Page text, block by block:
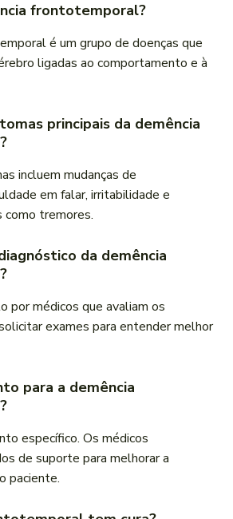
frontotemporal?
é um grupo de doenças que
ligadas ao comportamento e à
principais da demência
incluem mudanças de
em falar, irritabilidade e
tremores.
da demência
por médicos que avaliam os
exames para entender melhor
para a demência
específico. Os médicos
de suporte para melhorar a
paciente.